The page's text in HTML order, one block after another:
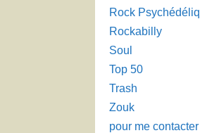
Rock
Rockabilly
Soul
Top 50
Trash
Zouk
pour me contacter